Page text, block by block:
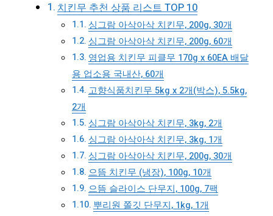
치킨무 추천 상품 리스트 TOP 10
싱그람 아삭아삭 치킨무, 200g, 30개
싱그람 아삭아삭 치킨무, 200g, 60개
영업용 치킨무 피클무 170g x 60EA 배달
용 업소용 국내산, 60개
고향식품치킨무 5kg x 2개(박스), 5.5kg,
2개
싱그람 아삭아삭 치킨무, 3kg, 2개
싱그람 아삭아삭 치킨무, 3kg, 1개
싱그람 아삭아삭 치킨무, 200g, 30개
으뜸 치킨무 (냉장), 100g, 10개
으뜸 슬라이스 단무지, 100g, 7팩
뿌리원 쫄깃 단무지, 1kg, 1개